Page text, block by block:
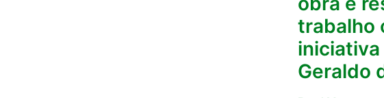
trabalho
Geraldo